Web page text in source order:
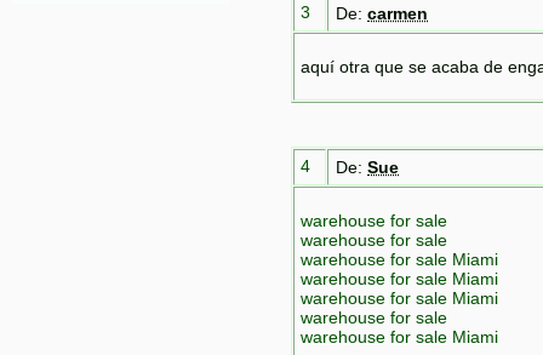
3 De: carmen
aquí otra que se acaba de
4 De: Sue
warehouse for sale
warehouse for sale
warehouse for sale Miami
warehouse for sale Miami
warehouse for sale Miami
warehouse for sale
warehouse for sale Miami